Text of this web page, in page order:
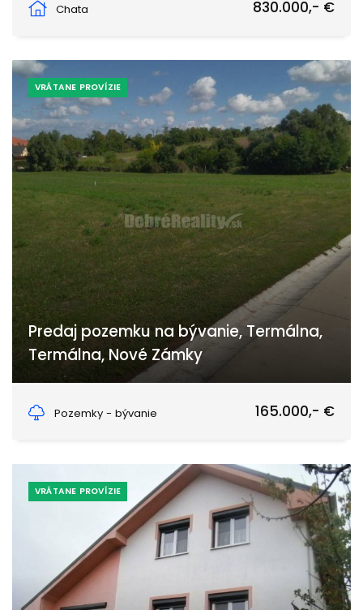
Chata
830.000,- €
VRÁTANE PROVÍZIE
Predaj pozemku na bývanie, Termálna,
Termálna, Nové Zámky
Pozemky - bývanie
165.000,- €
VRÁTANE PROVÍZIE